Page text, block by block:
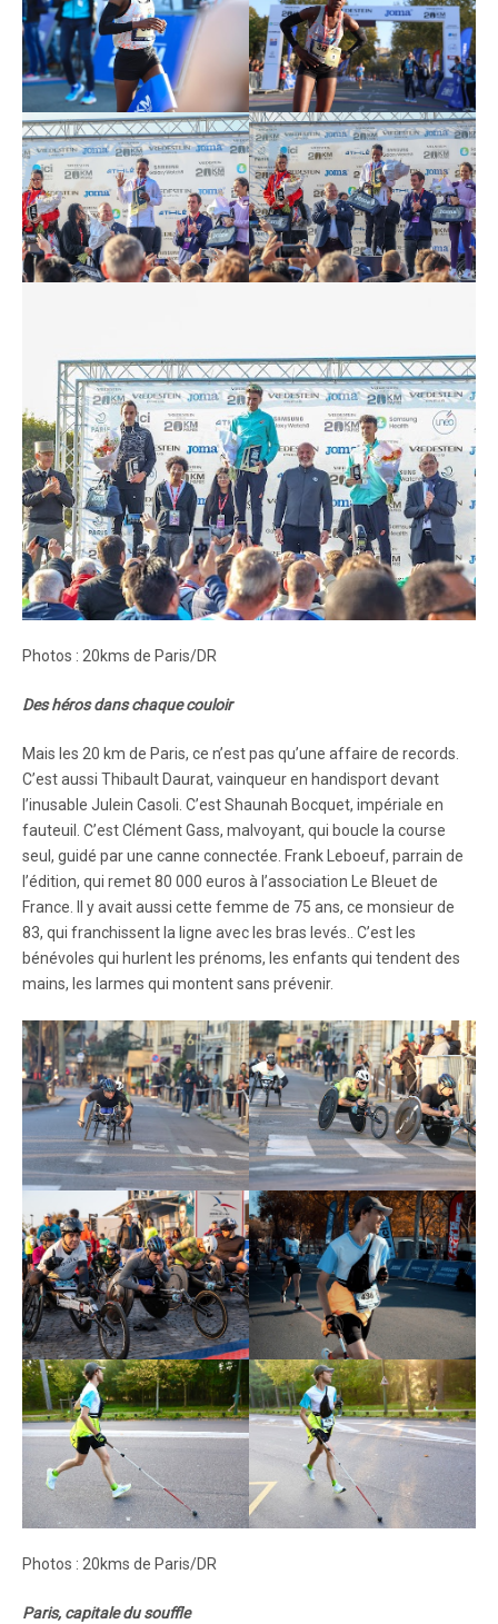
Photos : 20kms de Paris/DR
Des héros dans chaque couloir
Mais les 20 km de Paris, ce n’est pas qu’une affaire de records.
C’est aussi Thibault Daurat, vainqueur en handisport devant
l’inusable Julein Casoli. C’est Shaunah Bocquet, impériale en
fauteuil. C’est Clément Gass, malvoyant, qui boucle la course
seul, guidé par une canne connectée. Frank Leboeuf, parrain de
l’édition, qui remet 80 000 euros à l’association Le Bleuet de
France. Il y avait aussi cette femme de 75 ans, ce monsieur de
83, qui franchissent la ligne avec les bras levés.. C’est les
bénévoles qui hurlent les prénoms, les enfants qui tendent des
mains, les larmes qui montent sans prévenir.
Photos : 20kms de Paris/DR
Paris, capitale du souffle